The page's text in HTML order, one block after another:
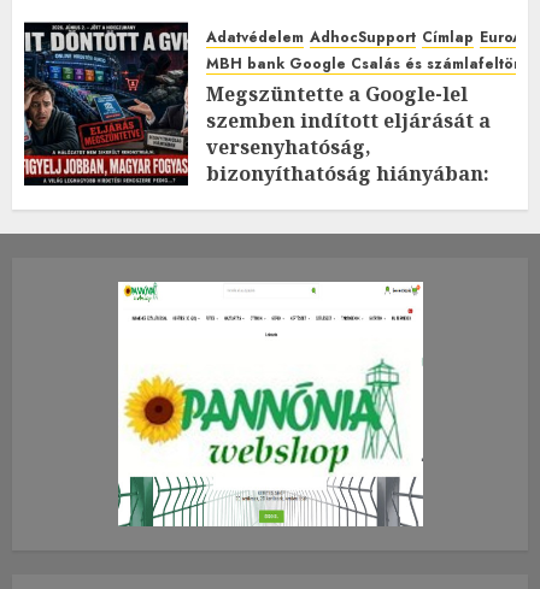
Adatvédelem AdhocSupport Címlap
MBH bank Google Csalás és
Megszüntette a Google-lel
szemben indított eljárását a
versenyhatóság,
bizonyíthatóság hiányában:
2026.JÚLIUS.23. CSÜTÖRTÖK.
0